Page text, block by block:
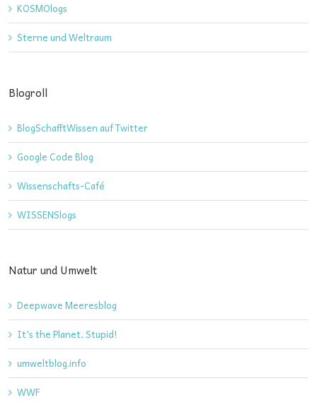
KOSMOlogs
Sterne und Weltraum
Blogroll
BlogSchafftWissen auf Twitter
Google Code Blog
Wissenschafts-Café
WISSENSlogs
Natur und Umwelt
Deepwave Meeresblog
It's the Planet, Stupid!
umweltblog.info
WWF